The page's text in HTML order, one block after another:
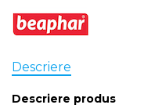
Descriere
Descriere produs